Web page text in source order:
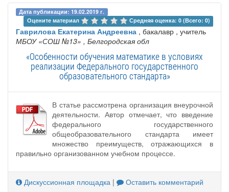
Дата публикации: 19.02.2019 г.
Оцените материал
Средняя оценка: 0 (Всего: 0)
Гаврилова Екатерина Андреевна , бакалавр , учитель
МБОУ «СОШ №13» , Белгородская обл
«Особенности обучения математике в условиях
реализации Федерального государственного
образовательного стандарта»
В статье рассмотрена организация внеурочной
деятельности. Автор отмечает, что введение
федерального государственного
общеобразовательного стандарта имеет
множество преимуществ, отражающихся в
правильно организованном учебном процессе.
Дискуссионная площадка | Оставить комментарий